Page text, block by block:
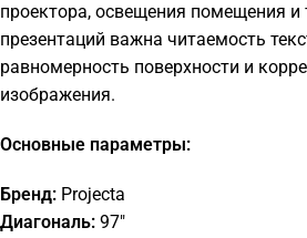
проектора, освещения помещения и
презентаций важна читаемость
равномерность поверхности и
изображения.
Основные параметры:
Бренд: Projecta
Диагональ: 97"